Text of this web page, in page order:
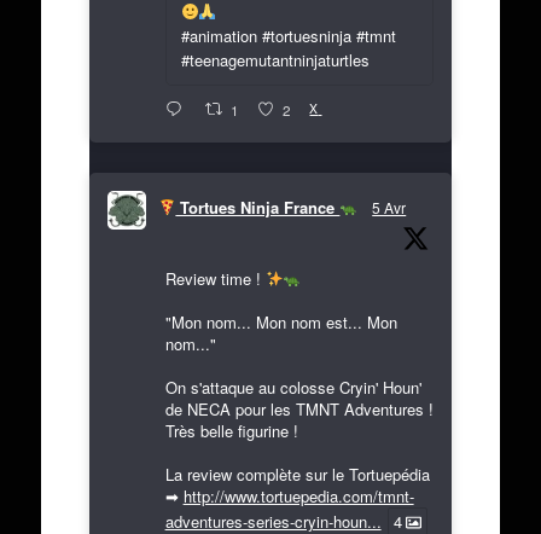
#animation #tortuesninja #tmnt
#teenagemutantninjaturtles
1 2 X
Tortues Ninja France 5 Avr
Review time !
"Mon nom... Mon nom est... Mon
nom..."
On s'attaque au colosse Cryin' Houn'
de NECA pour les TMNT Adventures !
Très belle figurine !
La review complète sur le Tortuepédia
➡ http://www.tortuepedia.com/tmnt-
adventures-series-cryin-houn... 4